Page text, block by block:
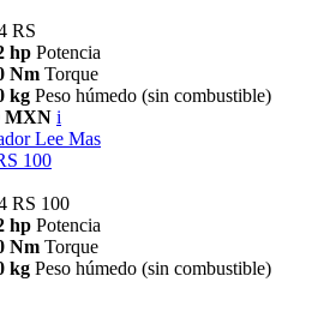
RS
hp Potencia
Nm Torque
kg Peso húmedo (sin combustible)
MXN i
Lee Mas
100
RS 100
hp Potencia
Nm Torque
kg Peso húmedo (sin combustible)